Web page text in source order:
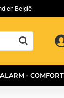
en België
ALARM - COMFORT